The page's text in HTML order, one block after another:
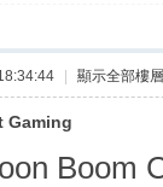
顯示全部樓層
Gaming
Boom